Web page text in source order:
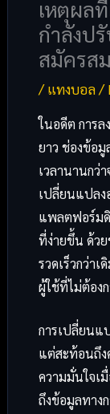
เหตุผล
กำลังป
สมัครส
/แทงบอล/
ในอดีต การ
ยาว ช่องข้อ
เวลานานกว่
เปลี่ยนแปลง
แพลตฟอร์มดิ
ที่ง่ายขึ้น ด้ว
รวดเร็วกว่า
ผู้ใช้ที่ไม่ต้อง
การเปลี่ยนแ
แต่สะท้อนถึง
ความมั่นใจเ
ถึงข้อมูลทาง